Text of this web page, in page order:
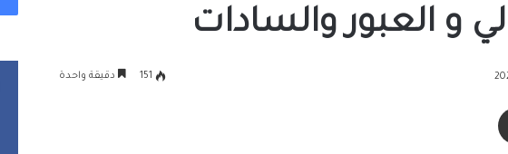
و العبور والسادات
151 دقيقة واحدة